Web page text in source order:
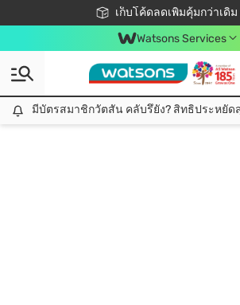
เก็บโค้ดลดเพิ่มคุ้มกว่าเดิ
ชอปออนไลน์ครั้งแรก ลดเพิ่มจุก
📦ส่งฟรี! เมื่อชอป 499
สมาชิกวัตสัน คลับดียังไ
Watsons Services
มีบัตรสมาชิกวัตสัน คลับรึยัง? สิทธิประหยัดสุดว้าวรอคุณอยู่ ชอปคุ้มกว่าเดิม คลิก!
มีบัตรสมาชิกวัตสัน คลับรึยัง? สิทธิประหยั